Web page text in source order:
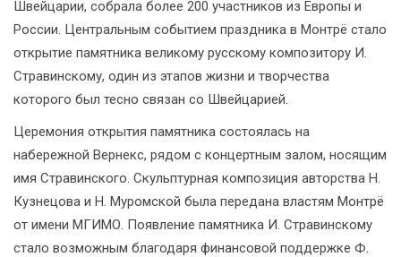
Швейцарии, собрала более 200 участников из Европы и
России. Центральным событием праздника в Монтрё стало
открытие памятника великому русскому композитору И.
Стравинскому, один из этапов жизни и творчества
которого был тесно связан со Швейцарией.
Церемония открытия памятника состоялась на
набережной Вернекс, рядом с концертным залом, носящим
имя Стравинского. Скульптурная композиция авторства Н.
Кузнецова и Н. Муромской была передана властям Монтрё
от имени МГИМО. Появление памятника И. Стравинскому
стало возможным благодаря финансовой поддержке Ф.